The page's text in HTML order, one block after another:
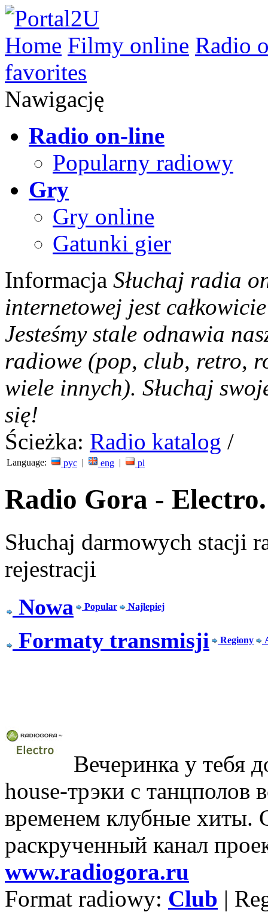
Home Filmy online Radio
favorites
Nawigację
Radio on-line
Popularny radiowy
Gry
Gry online
Gatunki gier
Informacja Słuchaj radia
internetowej jest
Jesteśmy stale odnawia
radiowe (pop, club, retro,
wiele innych). Słuchaj
się!
Ścieżka: Radio katalog /
Language: рус | eng | pl
Radio Gora -
Słuchaj darmowych stacji
rejestracji
Nowa Popular Najlepiej
Formaty transmisji Regiony
Вечеринка у тебя
house-трэки с танцполов
временем клубные
раскрученный канал
www.radiogora.ru
Format radiowy: Club |